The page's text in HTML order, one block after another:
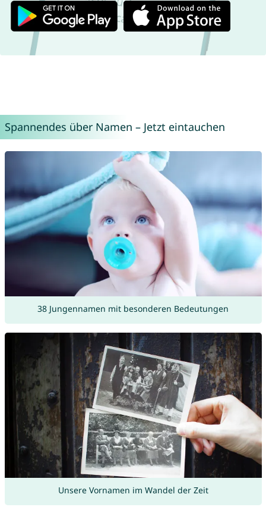
Spannendes über Namen – Jetzt eintauchen
38 Jungennamen mit besonderen Bedeutungen
Unsere Vornamen im Wandel der Zeit